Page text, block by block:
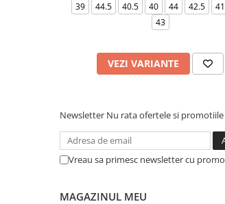
39 44.5 40.5 40 44 42.5 41
43
VEZI VARIANTE
Newsletter Nu rata ofertele si
Vreau sa primesc newsletter cu
MAGAZINUL MEU